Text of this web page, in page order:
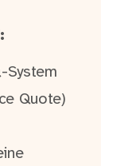
System
Quote)